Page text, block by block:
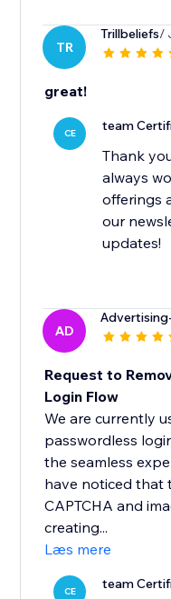
TR
Trillbeliefs/
great!
CE team
Thank
always
offerings
our
updates!
AD
Request to
Login Flow
We are currently
passwordless
the seamless
have noticed that
CAPTCHA and
creating...
Læs mere
CE team